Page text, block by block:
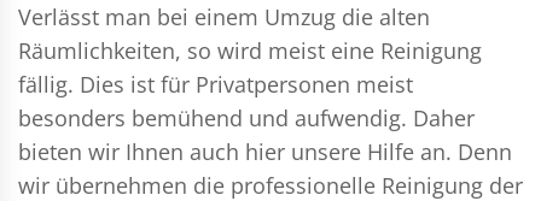
Verlässt man bei einem Umzug die alten
Räumlichkeiten, so wird meist eine Reinigung
fällig. Dies ist für Privatpersonen meist
besonders bemühend und aufwendig. Daher
bieten wir Ihnen auch hier unsere Hilfe an. Denn
wir übernehmen die professionelle Reinigung der